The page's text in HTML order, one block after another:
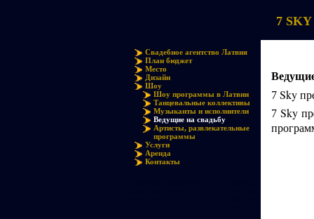
Свадебное агентство Латвия
План бюджет
Место
Дизайн
Шоу
Шоу программы в Латвии
Танцевальные коллективы
Музыканты и исполнители
Ведущие на свадьбу
Артисты, развлекательные
программы
Услуги
Аренда
Контакты
7 SKY
7 Sky
7 Sky